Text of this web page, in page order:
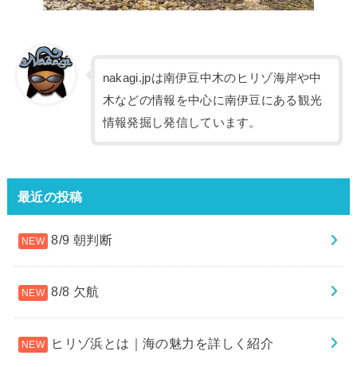
nakagi.jpは南伊豆中木のヒリゾ海岸や中
木などの情報を中心に南伊豆にある観光
情報発掘し発信しています。
最近の投稿
8/9 朝判断
8/8 欠航
ヒリゾ浜とは｜海の魅力を詳しく紹介